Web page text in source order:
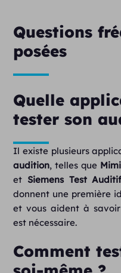
Questions
posées
Quelle
tester son
Il existe plusieurs
audition, telles que
et Siemens Test
donnent une première
et vous aident à
est nécessaire.
Comment